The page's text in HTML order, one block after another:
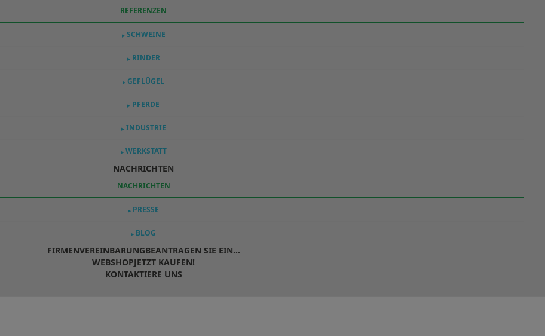
REFERENZEN
▶ SCHWEINE
▶ RINDER
▶ GEFLÜGEL
▶ PFERDE
▶ INDUSTRIE
▶ WERKSTATT
NACHRICHTEN
NACHRICHTEN
▶ PRESSE
▶ BLOG
FIRMENVEREINBARUNGBEANTRAGEN SIE EIN...
WEBSHOPJETZT KAUFEN!
KONTAKTIERE UNS